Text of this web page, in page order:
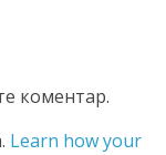
коментар.
Learn how your